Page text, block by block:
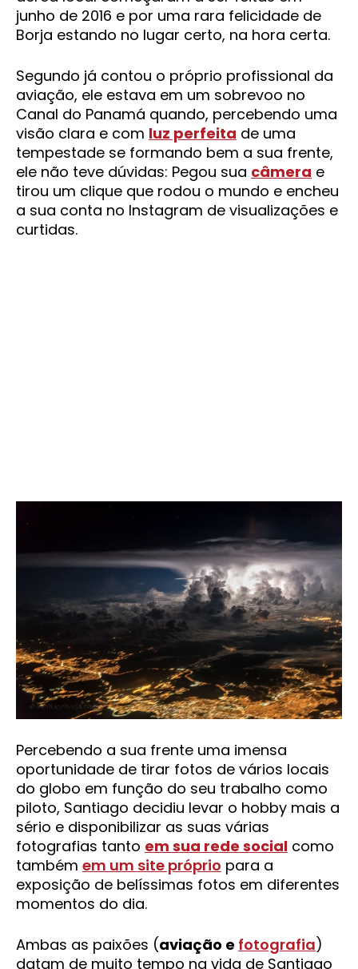
junho de 2016 e por uma rara felicidade de
Borja estando no lugar certo, na hora certa.
Segundo já contou o próprio profissional da
aviação, ele estava em um sobrevoo no
Canal do Panamá quando, percebendo uma
visão clara e com luz perfeita de uma
tempestade se formando bem a sua frente,
ele não teve dúvidas: Pegou sua câmera e
tirou um clique que rodou o mundo e encheu
a sua conta no Instagram de visualizações e
curtidas.
Percebendo a sua frente uma imensa
oportunidade de tirar fotos de vários locais
do globo em função do seu trabalho como
piloto, Santiago decidiu levar o hobby mais a
sério e disponibilizar as suas várias
fotografias tanto em sua rede social como
também em um site próprio para a
exposição de belíssimas fotos em diferentes
momentos do dia.
Ambas as paixões (aviação e fotografia)
datam de muito tempo na vida de Santiago